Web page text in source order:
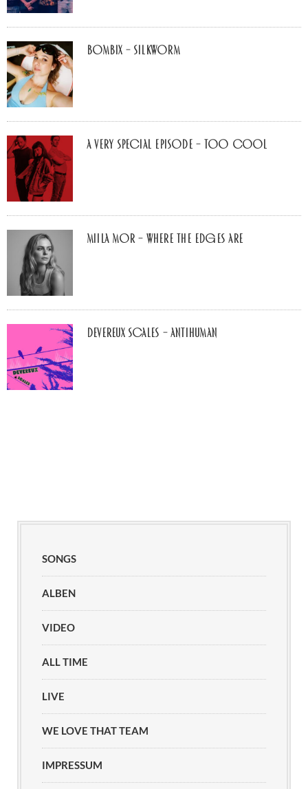
Bombix – Silkworm
A Very Special Episode – Too Cool
Miila Mor – Where The Edges Are
Devereux Scales – Antihuman
SONGS
ALBEN
VIDEO
ALL TIME
LIVE
WE LOVE THAT TEAM
IMPRESSUM